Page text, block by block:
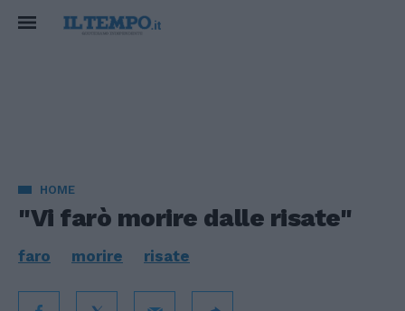
HOME
"Vi farò morire dalle risate"
faro morire risate